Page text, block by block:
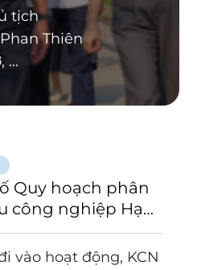
tịch
Thiên
...
Quy hoạch phân
công nghiệp Hạ
vào hoạt động, KCN